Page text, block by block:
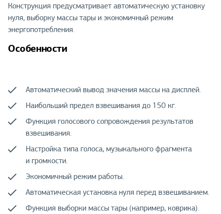
Конструкция предусматривает автоматическую установку
нуля, выборку массы тары и экономичный режим
энергопотребления.
Особенности
Автоматический вывод значения массы на дисплей.
Наибольший предел взвешивания до 150 кг.
Функция голосового сопровождения результатов
взвешивания.
Настройка типа голоса, музыкального фрагмента
и громкости.
Экономичный режим работы.
Автоматическая установка нуля перед взвешиванием.
Функция выборки массы тары (например, коврика).